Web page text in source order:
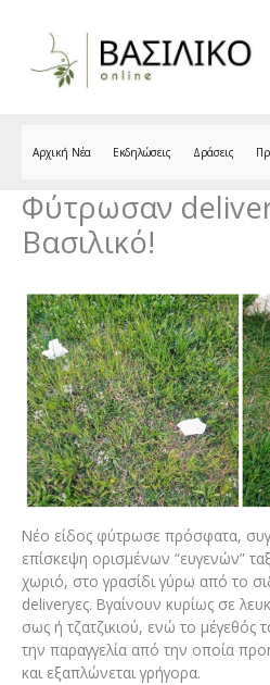
Αρχική Νέα Εκδηλώσεις Δράσεις
Φύτρωσαν
Βασιλικό!
Νέο είδος φύτρωσε πρόσφατα,
επίσκεψη ορισμένων “ευγενών”
χωριό, στο γρασίδι γύρω από το
deliveryες. Βγαίνουν κυρίως σε
σως ή τζατζικιού, ενώ το μέγεθός
την παραγγελία από την οποία
και εξαπλώνεται γρήγορα.